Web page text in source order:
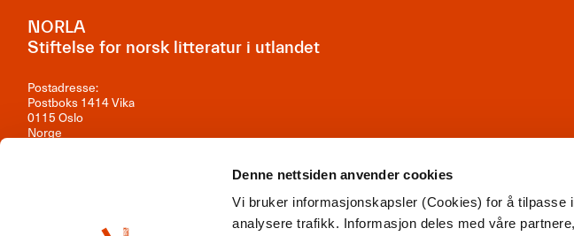
Denne nettsiden anvender cookies
Vi bruker informasjonskapsler (Cookies) for å tilpasse
analysere trafikk. Informasjon deles med våre
NORLA
Stiftelse for norsk litteratur i utlandet
Postadresse:
Postboks 1414 Vika
0115 Oslo
Norge